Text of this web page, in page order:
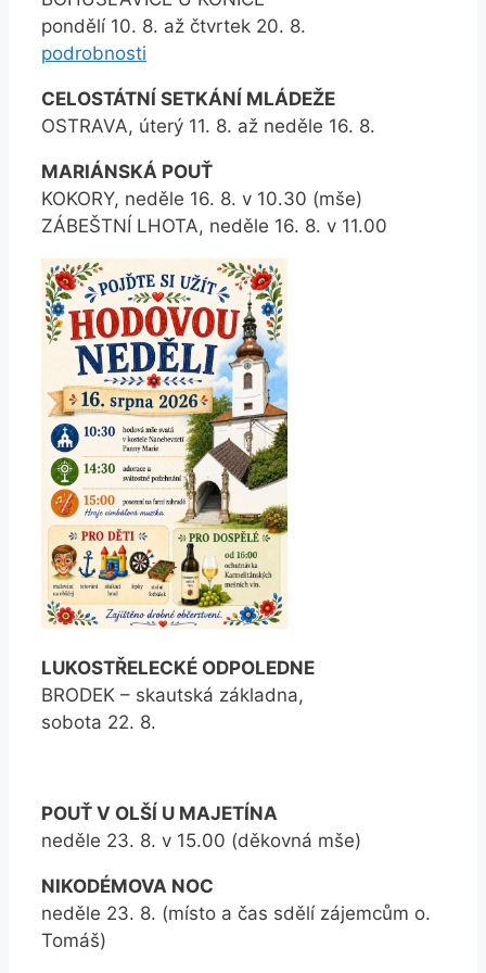
pondělí 10. 8. až čtvrtek 20. 8.
podrobnosti
CELOSTÁTNÍ SETKÁNÍ MLÁDEŽE
OSTRAVA, úterý 11. 8. až neděle 16. 8.
MARIÁNSKÁ POUŤ
KOKORY, neděle 16. 8. v 10.30 (mše)
ZÁBEŠTNÍ LHOTA, neděle 16. 8. v 11.00
LUKOSTŘELECKÉ ODPOLEDNE
BRODEK – skautská základna,
sobota 22. 8.
POUŤ V OLŠÍ U MAJETÍNA
neděle 23. 8. v 15.00 (děkovná mše)
NIKODÉMOVA NOC
neděle 23. 8. (místo a čas sdělí zájemcům o.
Tomáš)